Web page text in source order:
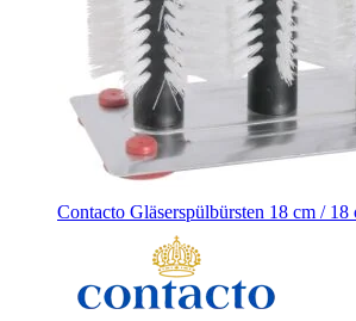
Contacto Gläserspülbürsten 18 cm / 18